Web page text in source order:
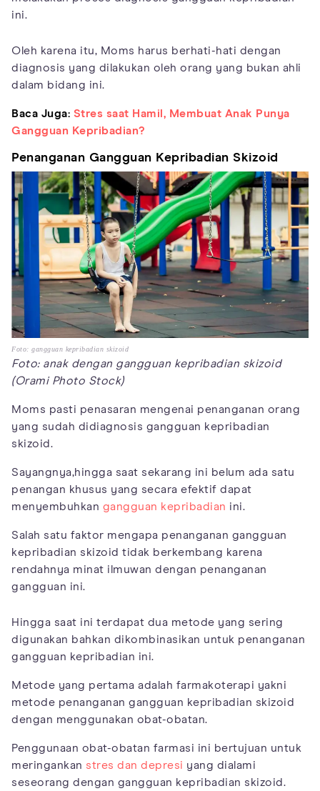
ini.
Oleh karena itu, Moms harus berhati-hati dengan
diagnosis yang dilakukan oleh orang yang bukan ahli
dalam bidang ini.
Baca Juga: Stres saat Hamil, Membuat Anak Punya
Gangguan Kepribadian?
Penanganan Gangguan Kepribadian Skizoid
Foto: gangguan kepribadian skizoid
Foto: anak dengan gangguan kepribadian skizoid
(Orami Photo Stock)
Moms pasti penasaran mengenai penanganan orang
yang sudah didiagnosis gangguan kepribadian
skizoid.
Sayangnya,hingga saat sekarang ini belum ada satu
penangan khusus yang secara efektif dapat
menyembuhkan gangguan kepribadian ini.
Salah satu faktor mengapa penanganan gangguan
kepribadian skizoid tidak berkembang karena
rendahnya minat ilmuwan dengan penanganan
gangguan ini.
Hingga saat ini terdapat dua metode yang sering
digunakan bahkan dikombinasikan untuk penanganan
gangguan kepribadian ini.
Metode yang pertama adalah farmakoterapi yakni
metode penanganan gangguan kepribadian skizoid
dengan menggunakan obat-obatan.
Penggunaan obat-obatan farmasi ini bertujuan untuk
meringankan stres dan depresi yang dialami
seseorang dengan gangguan kepribadian skizoid.